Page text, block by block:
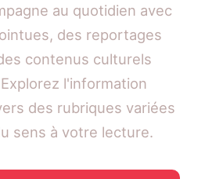
au quotidien avec
des reportages
contenus culturels
l'information
des rubriques variées
sens à votre lecture.